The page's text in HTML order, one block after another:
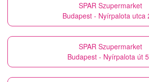
SPAR Szupermarket
Budapest - Nyírpalota utca
SPAR Szupermarket
Budapest - Nyírpalota út